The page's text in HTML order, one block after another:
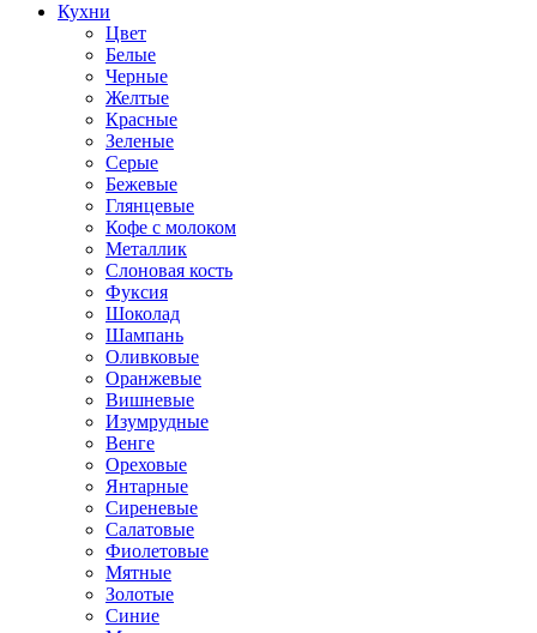
Кухни
Цвет
Белые
Черные
Желтые
Красные
Зеленые
Серые
Бежевые
Глянцевые
Кофе с молоком
Металлик
Слоновая кость
Фуксия
Шоколад
Шампань
Оливковые
Оранжевые
Вишневые
Изумрудные
Венге
Ореховые
Янтарные
Сиреневые
Салатовые
Фиолетовые
Мятные
Золотые
Синие